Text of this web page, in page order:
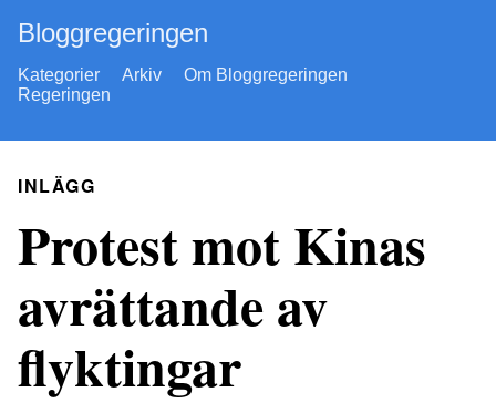
Bloggregeringen
Kategorier Arkiv
Om Bloggregeringen
Regeringen
INLÄGG
Protest mot Kinas
avrättande av
flyktingar